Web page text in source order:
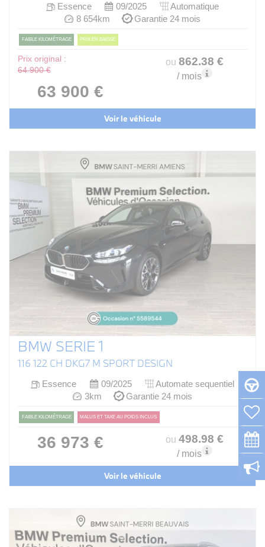
Essence 09/2025
Automatique
8 654km
Garantie 24 mois
FAIBLE KILOMÉTRAGE PRIX EN BAISSE
Prix original :
64 900 €
63 900 €
ou 862.38 €
/ mois
Voir le véhicule
BMW SERIE 1
116 122 CH DKG7 M SPORT DESIGN
Essence 09/2025
Automate sequentiel
3km
Garantie 24 mois
FAIBLE KILOMÉTRAGE MALUS ET TAXE AU POIDS INCLUS
36 973 € ou 498.98 €
/ mois
Voir le véhicule